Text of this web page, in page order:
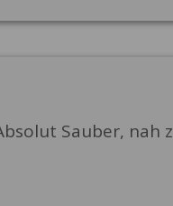
Sauber, nah